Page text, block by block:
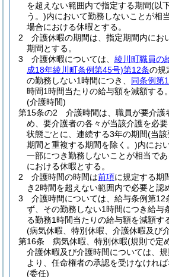
を超えない範囲内で指定する期間(以
う。)内において勤務しないことが相
場合における休暇とする。
2
介護休暇の期間は、指定期間内にお
期間とする。
3
介護休暇については、 綾川町職員の
成18年綾川町条例第45号)第12条の規
の勤務しない1時間につき、 同条例第
時間1時間当たりの給与額を減額する。
(介護時間)
第15条の2
介護時間は、職員が要介護
め、要介護者の各々が当該介護を必
状態ごとに、連続する3年の期間(当該
期間と重複する期間を除く。)内にお
一部につき勤務しないことが相当で
における休暇とする。
2
介護時間の時間は前項に規定する期
き2時間を超えない範囲内で必要と認
3
介護時間については、給与条例第12
ず、その勤務しない1時間につき給与
る勤務1時間当たりの給与額を減額す
(病気休暇、特別休暇、介護休暇及び
第16条
病気休暇、特別休暇(規則で定
介護休暇及び介護時間については、
より、任命権者の承認を受けなければ
(委任)